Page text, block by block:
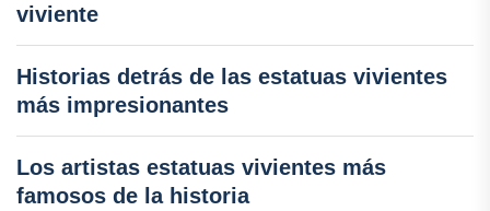
viviente
Historias detrás de las estatuas vivientes
más impresionantes
Los artistas estatuas vivientes más
famosos de la historia